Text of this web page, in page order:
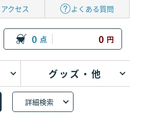
クセス よくある質問
0 点 0 円
グッズ・他
詳細検索